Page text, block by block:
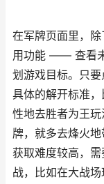
在军牌页面里，
用功能 —— 查看
划游戏目标。只
具体的解开标准
性地去胜者为王
牌，就多去烽火
获取难度较高，
战，比如在大战